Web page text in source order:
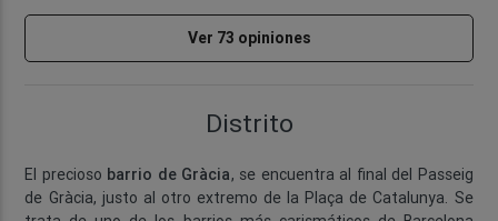
Ver 73 opiniones
Distrito
El precioso barrio de Gràcia, se encuentra al final del Passeig
de Gràcia, justo al otro extremo de la Plaça de Catalunya. Se